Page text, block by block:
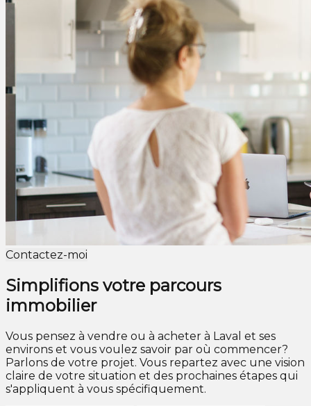
Contactez-moi
Simplifions votre parcours
immobilier
Vous pensez à vendre ou à acheter à Laval et ses
environs et vous voulez savoir par où commencer?
Parlons de votre projet. Vous repartez avec une vision
claire de votre situation et des prochaines étapes qui
s'appliquent à vous spécifiquement.